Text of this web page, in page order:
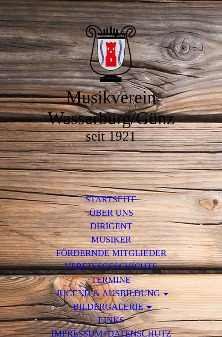
Musikverein
Wasserburg/Günz
seit 1921
STARTSEITE
ÜBER UNS
DIRIGENT
MUSIKER
FÖRDERNDE MITGLIEDER
VEREINSGESCHICHTE
TERMINE
JUGEND & AUSBILDUNG
BILDERGALERIE
LINKS
IMPRESSUM+DATENSCHUTZ